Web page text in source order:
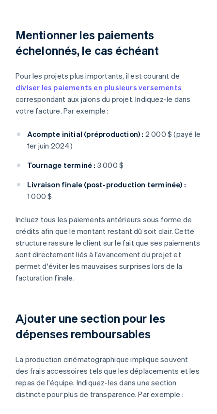
Mentionner les paiements
échelonnés, le cas échéant
Pour les projets plus importants, il est courant de
diviser les paiements en plusieurs versements
correspondant aux jalons du projet. Indiquez-le dans
votre facture. Par exemple :
Acompte initial (préproduction) : 2 000 $ (payé le
1er juin 2024)
Tournage terminé : 3 000 $
Livraison finale (post-production terminée) :
1 000 $
Incluez tous les paiements antérieurs sous forme de
crédits afin que le montant restant dû soit clair. Cette
structure rassure le client sur le fait que ses paiements
sont directement liés à l'avancement du projet et
permet d'éviter les mauvaises surprises lors de la
facturation finale.
Ajouter une section pour les
dépenses remboursables
La production cinématographique implique souvent
des frais accessoires tels que les déplacements et les
repas de l'équipe. Indiquez-les dans une section
distincte pour plus de transparence. Par exemple :